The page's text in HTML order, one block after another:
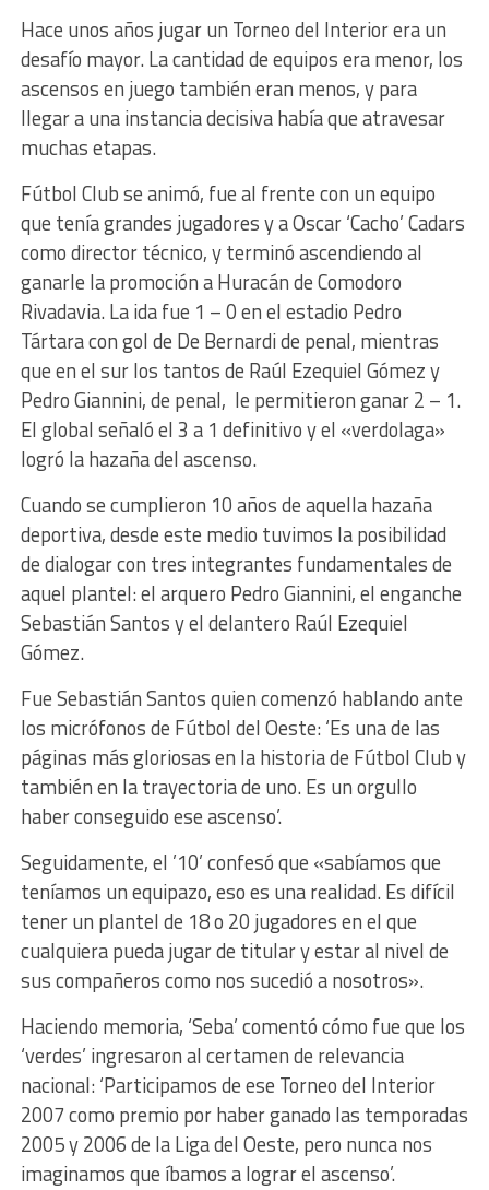
Hace unos años jugar un Torneo del Interior era un
desafío mayor. La cantidad de equipos era menor, los
ascensos en juego también eran menos, y para
llegar a una instancia decisiva había que atravesar
muchas etapas.
Fútbol Club se animó, fue al frente con un equipo
que tenía grandes jugadores y a Oscar ‘Cacho’ Cadars
como director técnico, y terminó ascendiendo al
ganarle la promoción a Huracán de Comodoro
Rivadavia. La ida fue 1 – 0 en el estadio Pedro
Tártara con gol de De Bernardi de penal, mientras
que en el sur los tantos de Raúl Ezequiel Gómez y
Pedro Giannini, de penal, le permitieron ganar 2 – 1.
El global señaló el 3 a 1 definitivo y el «verdolaga»
logró la hazaña del ascenso.
Cuando se cumplieron 10 años de aquella hazaña
deportiva, desde este medio tuvimos la posibilidad
de dialogar con tres integrantes fundamentales de
aquel plantel: el arquero Pedro Giannini, el enganche
Sebastián Santos y el delantero Raúl Ezequiel
Gómez.
Fue Sebastián Santos quien comenzó hablando ante
los micrófonos de Fútbol del Oeste: ‘Es una de las
páginas más gloriosas en la historia de Fútbol Club y
también en la trayectoria de uno. Es un orgullo
haber conseguido ese ascenso’.
Seguidamente, el ’10’ confesó que «sabíamos que
teníamos un equipazo, eso es una realidad. Es difícil
tener un plantel de 18 o 20 jugadores en el que
cualquiera pueda jugar de titular y estar al nivel de
sus compañeros como nos sucedió a nosotros».
Haciendo memoria, ‘Seba’ comentó cómo fue que los
‘verdes’ ingresaron al certamen de relevancia
nacional: ‘Participamos de ese Torneo del Interior
2007 como premio por haber ganado las temporadas
2005 y 2006 de la Liga del Oeste, pero nunca nos
imaginamos que íbamos a lograr el ascenso’.